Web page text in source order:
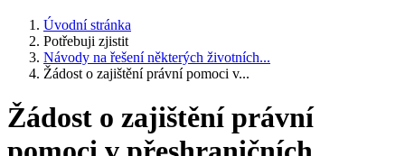
Úvodní stránka
Potřebuji zjistit
Návody na řešení některých životních...
Žádost o zajištění právní pomoci v...
Žádost o zajištění právní